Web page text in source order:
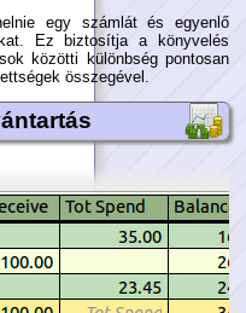
egy számlát és egyenlő
Ez biztosítja a könyvelés
közötti különbség pontosan
összegével.